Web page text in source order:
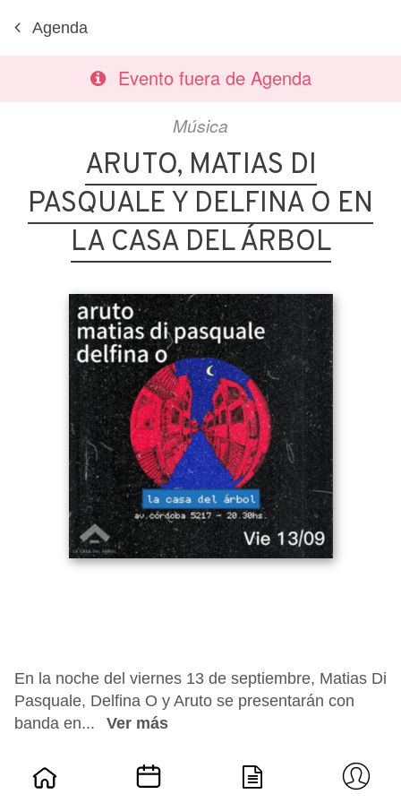
Agenda
Evento fuera de Agenda
Música
ARUTO, MATIAS DI
PASQUALE Y DELFINA O EN
LA CASA DEL ÁRBOL
En la noche del viernes 13 de septiembre, Matias Di
Pasquale, Delfina O y Aruto se presentarán con
banda en...
Ver más